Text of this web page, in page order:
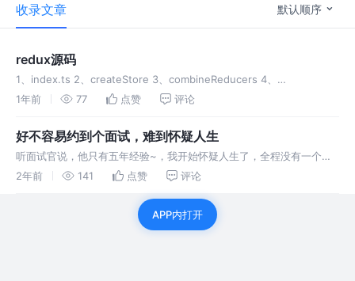
收录文章 默认顺序
redux源码
1、index.ts 2、createStore 3、combineReducers 4、
applyMiddleware 5、compose函数 redux源码
1年前 77 点赞 评论
好不容易约到个面试，难到怀疑人生
听面试官说，他只有五年经验~，我开始怀疑人生了，全程没有一个八
股 1、你们的聊天服务用了轮询，为什么不用websocket呢？---我只
2年前 141 点赞 评论
APP内打开